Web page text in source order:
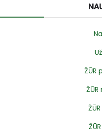
ŽŪR